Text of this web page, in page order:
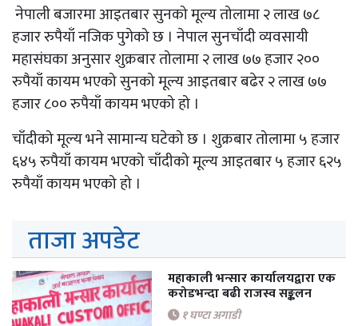
नेपाली बजारमा आइतबार सुनको मूल्य तोलामा २ लाख ७८
हजार रुपैयाँ नजिक पुगेको छ । नेपाल सुनचाँदी व्यवसायी
महासंघका अनुसार शुक्रबार तोलामा २ लाख ७७ हजार २००
रुपैयाँ कायम भएको सुनको मूल्य आइतबार बढेर २ लाख ७७
हजार ८०० रुपैयाँ कायम भएको हो ।
चाँदीको मूल्य भने सामान्य घटेको छ । शुक्रबार तोलामा ५ हजार
६४५ रुपैयाँ कायम भएको चाँदीको मूल्य आइतबार ५ हजार ६२५
रुपैयाँ कायम भएको हो ।
ताजा अपडेट
महाकाली भन्सार कार्यालयद्वारा एक
करोडभन्दा बढी राजस्व सङ्कलन
१ घण्टा अगाडी